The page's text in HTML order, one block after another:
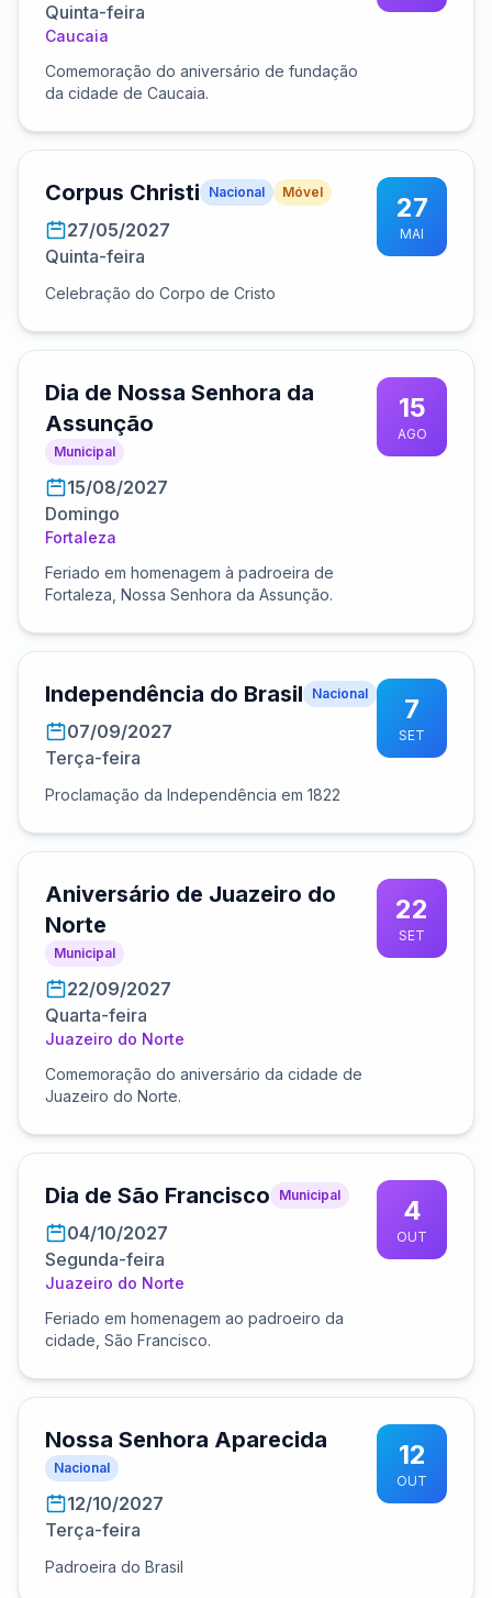
Quinta-feira
Caucaia
Comemoração do aniversário de fundação
da cidade de Caucaia.
Corpus Christi Nacional Móvel
27/05/2027
Quinta-feira
Celebração do Corpo de Cristo
27
MAI
Dia de Nossa Senhora da
Assunção
Municipal
15/08/2027
Domingo
Fortaleza
Feriado em homenagem à padroeira de
Fortaleza, Nossa Senhora da Assunção.
15
AGO
Independência do Brasil Nacional
07/09/2027
Terça-feira
Proclamação da Independência em 1822
7
SET
Aniversário de Juazeiro do
Norte
Municipal
22/09/2027
Quarta-feira
Juazeiro do Norte
Comemoração do aniversário da cidade de
Juazeiro do Norte.
22
SET
Dia de São Francisco Municipal
04/10/2027
Segunda-feira
Juazeiro do Norte
Feriado em homenagem ao padroeiro da
cidade, São Francisco.
4
OUT
Nossa Senhora Aparecida
Nacional
12/10/2027
Terça-feira
Padroeira do Brasil
12
OUT